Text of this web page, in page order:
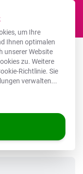
um Ihre
Ihnen optimalen
unserer Website
zu. Weitere
Richtlinie. Sie
verwalten...
-
SOMMERDEALS